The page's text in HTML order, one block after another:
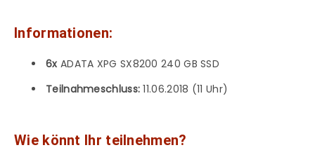
Informationen:
6x ADATA XPG SX8200 240 GB SSD
Teilnahmeschluss: 11.06.2018 (11 Uhr)
Wie könnt Ihr teilnehmen?